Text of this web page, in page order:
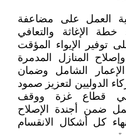
العمل على مضاعفة
الإغاثة والتعافي
توفير الإيواء المؤقت
المنازل المدمرة
الشامل وضمان
الدوليين لتعزيز صمود
في قطاع غزة ووقف
ضمن أجندة الإصلاح
كل أشكال الانقسام